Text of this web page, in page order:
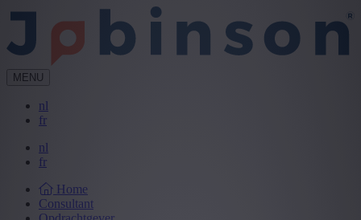
MENU
nl
fr
nl
fr
Home
Consultant